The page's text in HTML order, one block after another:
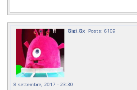
Gigi_Gx Posts: 6109
8 settembre, 2017 - 23:30